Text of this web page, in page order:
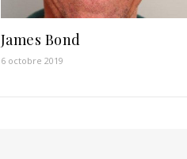
James Bond
6 octobre 2019